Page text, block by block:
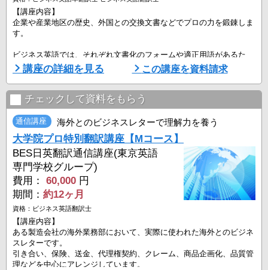
【講座内容】
企業や産業地区の歴史、外国との交換文書などでプロの力を鍛錬しま
す。
ビジネス英語では、それぞれ文書化のフォームや適正用語があるた
め、翻訳の規準度が測りやすくなります。
歴史や文化的な内容の文章を翻訳する場合、自己の表現力や感性の豊
かさが不可欠となります。
文章の背景を的確に把握する力や表現用語の選択センスが問われま
す。
このコースでは、ある地域産業都市を取り上げ、一連のストーリを訳
すユニットをはじめ、医療機関での診療内容、機器の使用マニュアル
などの表現力を養います。
【特長】 ...
講座の詳細を見る この講座を資料請求
チェックして資料をもらう
通信講座 海外とのビジネスレターで理解力を養う
大学院プロ特別翻訳講座【Mコース】
BES日英翻訳通信講座(東京英語
専門学校グループ)
費用：
60,000 円
期間： 約12ヶ月
資格：ビジネス英語翻訳士
【講座内容】
ある製造会社の海外業務部において、実際に使われた海外とのビジネ
スレターです。
引き合い、保険、送金、代理権契約、クレーム、商品企画化、品質管
理などを中心にアレンジしています。